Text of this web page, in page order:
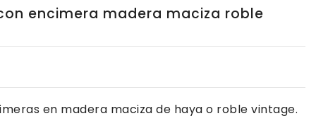
encimera madera maciza roble
en madera maciza de haya o roble vintage.